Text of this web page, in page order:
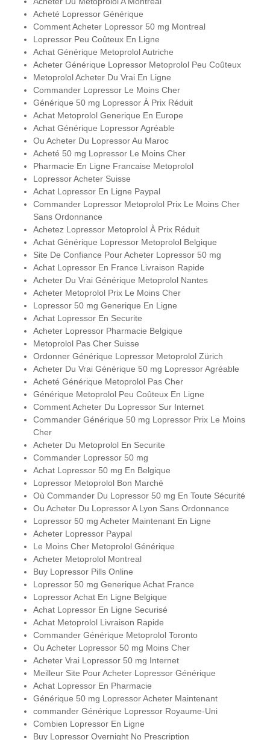
Acheté Lopressor Générique
Comment Acheter Lopressor 50 mg Montreal
Lopressor Peu Coûteux En Ligne
Achat Générique Metoprolol Autriche
Acheter Générique Lopressor Metoprolol Peu Coûteux
Metoprolol Acheter Du Vrai En Ligne
Commander Lopressor Le Moins Cher
Générique 50 mg Lopressor À Prix Réduit
Achat Metoprolol Generique En Europe
Achat Générique Lopressor Agréable
Ou Acheter Du Lopressor Au Maroc
Acheté 50 mg Lopressor Le Moins Cher
Pharmacie En Ligne Francaise Metoprolol
Lopressor Acheter Suisse
Achat Lopressor En Ligne Paypal
Commander Lopressor Metoprolol Prix Le Moins Cher
Sans Ordonnance
Achetez Lopressor Metoprolol À Prix Réduit
Achat Générique Lopressor Metoprolol Belgique
Site De Confiance Pour Acheter Lopressor 50 mg
Achat Lopressor En France Livraison Rapide
Acheter Du Vrai Générique Metoprolol Nantes
Acheter Metoprolol Prix Le Moins Cher
Lopressor 50 mg Generique En Ligne
Achat Lopressor En Securite
Acheter Lopressor Pharmacie Belgique
Metoprolol Pas Cher Suisse
Ordonner Générique Lopressor Metoprolol Zürich
Acheter Du Vrai Générique 50 mg Lopressor Agréable
Acheté Générique Metoprolol Pas Cher
Générique Metoprolol Peu Coûteux En Ligne
Comment Acheter Du Lopressor Sur Internet
Commander Générique 50 mg Lopressor Prix Le Moins
Cher
Acheter Du Metoprolol En Securite
Commander Lopressor 50 mg
Achat Lopressor 50 mg En Belgique
Lopressor Metoprolol Bon Marché
Où Commander Du Lopressor 50 mg En Toute Sécurité
Ou Acheter Du Lopressor A Lyon Sans Ordonnance
Lopressor 50 mg Acheter Maintenant En Ligne
Acheter Lopressor Paypal
Le Moins Cher Metoprolol Générique
Acheter Metoprolol Montreal
Buy Lopressor Pills Online
Lopressor 50 mg Generique Achat France
Lopressor Achat En Ligne Belgique
Achat Lopressor En Ligne Securisé
Achat Metoprolol Livraison Rapide
Commander Générique Metoprolol Toronto
Ou Acheter Lopressor 50 mg Moins Cher
Acheter Vrai Lopressor 50 mg Internet
Meilleur Site Pour Acheter Lopressor Générique
Achat Lopressor En Pharmacie
Générique 50 mg Lopressor Acheter Maintenant
commander Générique Lopressor Royaume-Uni
Combien Lopressor En Ligne
Buy Lopressor Overnight No Prescription